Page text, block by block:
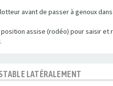
avant de passer à genoux dans
assise (rodéo) pour saisir
LATÉRALEMENT